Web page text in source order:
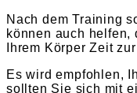
Nach dem Training
können auch helfen,
Ihrem Körper Zeit
Es wird empfohlen,
sollten Sie sich mit